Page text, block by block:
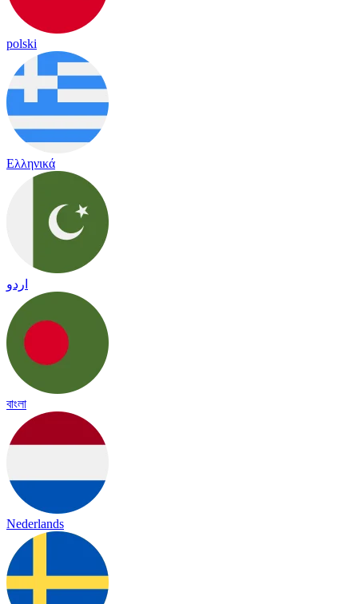
polski
Ελληνικά
اردو
বাংলা
Nederlands